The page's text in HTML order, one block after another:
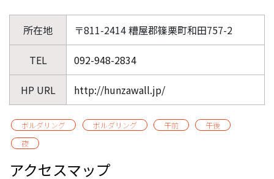
所在地 〒811-2414 糟屋郡篠栗町和田757-2
TEL 092-948-2834
HP URL http://hunzawall.jp/
ボルダリング ボルダリング 午前
午後
夜
アクセスマップ